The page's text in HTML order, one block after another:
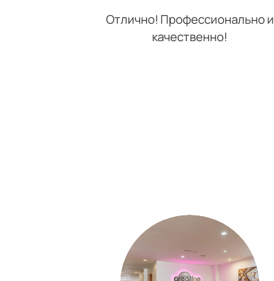
Отлично! Профессионально и
качественно!